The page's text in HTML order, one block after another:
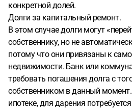
конкретной долей.
Долги за капитальный ремонт.
В этом случае долги могут
собственнику, но не
потому что они привязаны к
недвижимости. Банк или
требовать погашения долга с
собственником в данный момент.
ипотеке, для дарения